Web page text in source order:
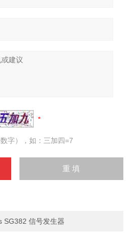
字），如：三加四=7
SG382 信号发生器